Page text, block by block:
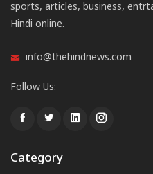
sports, articles, business,
Hindi online.
info@thehindnews.com
Follow Us:
Category